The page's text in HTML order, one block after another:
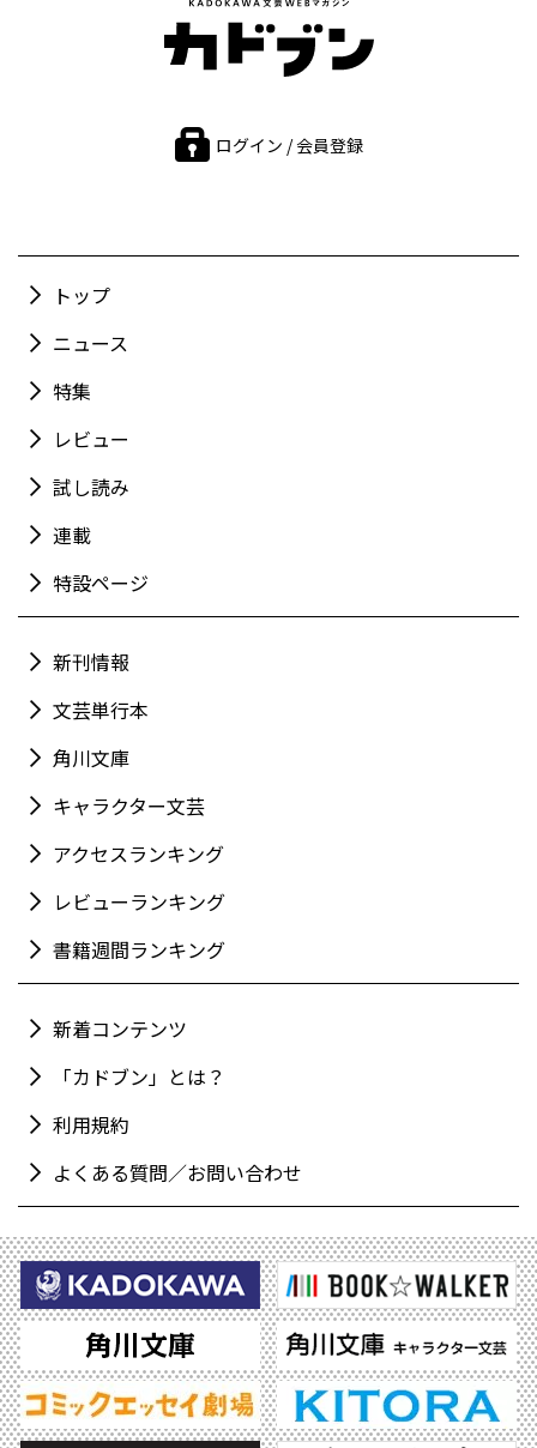
ログイン / 会員登録
トップ
ニュース
特集
レビュー
試し読み
連載
特設ページ
新刊情報
文芸単行本
角川文庫
キャラクター文芸
アクセスランキング
レビューランキング
書籍週間ランキング
新着コンテンツ
「カドブン」とは？
利用規約
よくある質問／お問い合わせ